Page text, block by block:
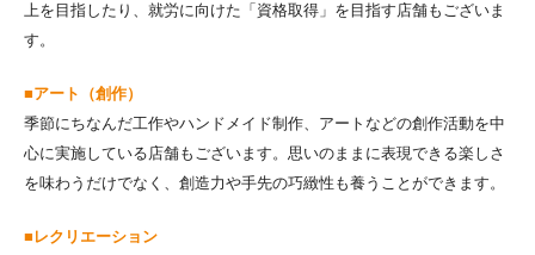
上を目指したり、就労に向けた「資格取得」を目指す店舗もございま
す。
■アート（創作）
季節にちなんだ工作やハンドメイド制作、アートなどの創作活動を中
心に実施している店舗もございます。思いのままに表現できる楽しさ
を味わうだけでなく、創造力や手先の巧緻性も養うことができます。
■レクリエーション